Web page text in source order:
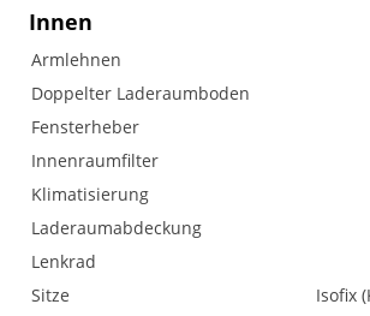
Innen
Armlehnen
Doppelter Laderaumboden
Fensterheber
Innenraumfilter
Klimatisierung
Laderaumabdeckung
Lenkrad
Sitze
Isofix